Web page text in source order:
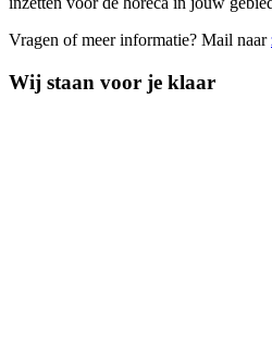
Vragen of meer informatie? Mail naar
Wij staan voor je klaar